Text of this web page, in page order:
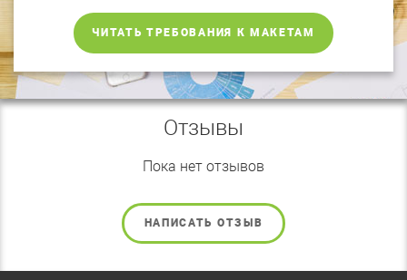
ЧИТАТЬ ТРЕБОВАНИЯ К МАКЕТАМ
Отзывы
Пока нет отзывов
НАПИСАТЬ ОТЗЫВ